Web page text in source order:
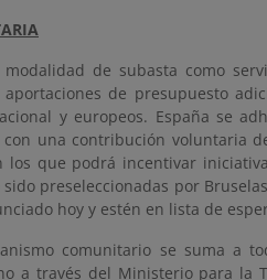
de subasta como
de presupuesto
y europeos. España se
una contribución voluntaria
los que podrá incentivar
preseleccionadas por
hoy y estén en lista de
comunitario se suma a
a través del Ministerio para la